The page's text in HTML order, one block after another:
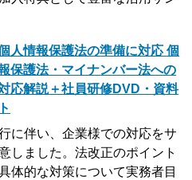
人情報保護法の準備に対応 個
保護法・マイナンバー法への
応解説＋社員研修DVD・資料
に伴い、企業様での対応をサ
しました。法改正のポイント
体的な対策について実務者目